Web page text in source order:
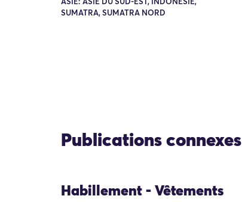
ASIE: ASIE DU SUD-EST, INDONÉSIE,
SUMATRA, SUMATRA NORD
Publications connexes
Habillement - Vêtements